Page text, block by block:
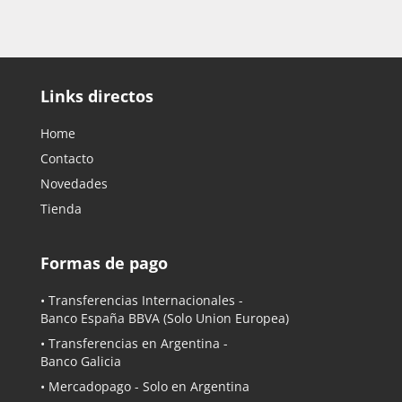
Links directos
Home
Contacto
Novedades
Tienda
Formas de pago
• Transferencias Internacionales -
Banco España BBVA (Solo Union Europea)
• Transferencias en Argentina -
Banco Galicia
• Mercadopago - Solo en Argentina